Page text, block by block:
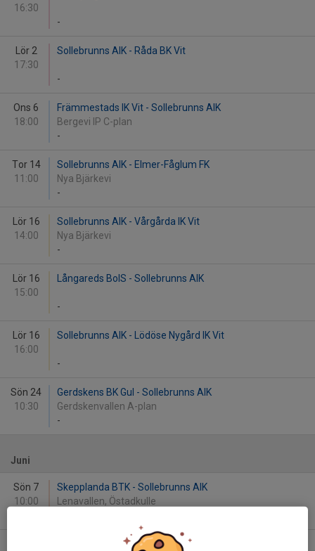
16:30
-
Lör 2
17:30
Sollebrunns AIK - Råda BK Vit
-
Ons 6
18:00
Främmestads IK Vit - Sollebrunns AIK
Bergevi IP C-plan
-
Tor 14
11:00
Sollebrunns AIK - Elmer-Fåglum FK
Nya Bjärkevi
-
Lör 16
14:00
Sollebrunns AIK - Vårgårda IK Vit
Nya Bjärkevi
-
Lör 16
15:00
Långareds BoIS - Sollebrunns AIK
-
Lör 16
16:00
Sollebrunns AIK - Lödöse Nygård IK Vit
-
Sön 24
10:30
Gerdskens BK Gul - Sollebrunns AIK
Gerdskenvallen A-plan
-
Juni
Sön 7
10:00
Skepplanda BTK - Sollebrunns AIK
Lenavallen, Östadkulle
Sollebrunns AIK - Östadkulle SK